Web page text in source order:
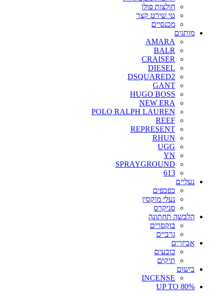
חולצות פולו
טי שירט קצר
מכנסיים
מותגים
AMARA
BALR
CRAISER
DIESEL
DSQUARED2
GANT
HUGO BOSS
NEW ERA
POLO RALPH LAUREN
REEF
REPRESENT
RHUN
UGG
YN
SPRAYGROUND
613
נעליים
כפכפים
נעלי מוקסין
סניקרס
הלבשה תחתונה
בוקסרים
גרביים
אביזרים
כובעים
תיקים
בישום
INCENSE
UP TO 80%